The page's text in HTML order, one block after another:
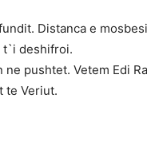
Distanca e
t`i deshifroi.
pushtet. Vetem Edi
te Veriut.